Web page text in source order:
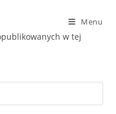
Menu
w tej